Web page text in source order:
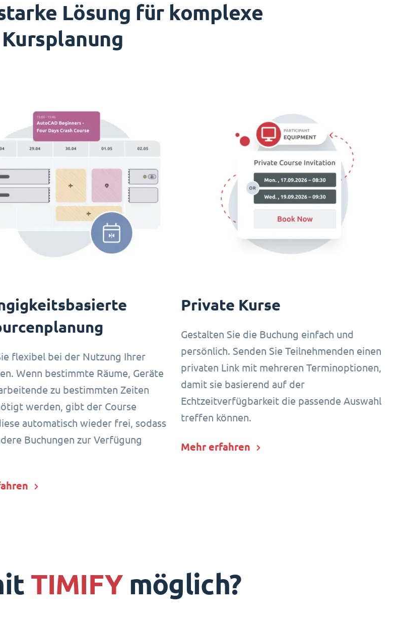
Lösung für komplexe
Kursplanung
flexibel bei der Nutzung Ihrer
Wenn bestimmte Räume, Geräte
zu bestimmten Zeiten
werden, gibt der Course
automatisch wieder frei, sodass
Buchungen zur Verfügung
Private Kurse
Gestalten Sie die Buchung einfach und
persönlich. Senden Sie Teilnehmenden einen
privaten Link mit mehreren Terminoptionen,
damit sie basierend auf der
Echtzeitverfügbarkeit die passende Auswahl
treffen können.
Mehr erfahren
TIMIFYmöglich?